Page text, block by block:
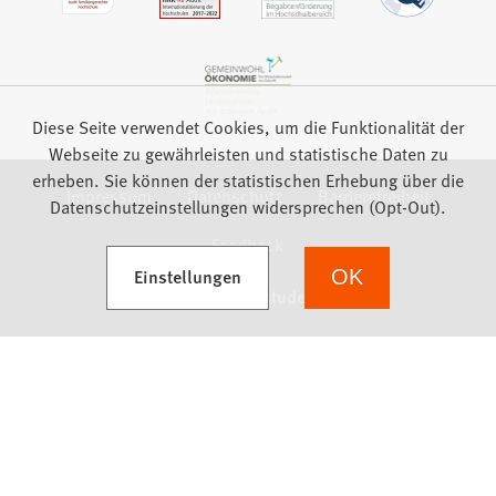
Impressum Datenschutz
Barrierefreiheit
Feedback
Diese Seite verwendet Cookies, um die Funktionalität der
Webseite zu gewährleisten und statistische Daten zu
erheben. Sie können der statistischen Erhebung über die
Datenschutzeinstellungen widersprechen (Opt-Out).
Einstellungen
(Öffnet in einem neuen Tab) OK